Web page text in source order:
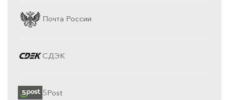
Почта России
СДЭК
5Post